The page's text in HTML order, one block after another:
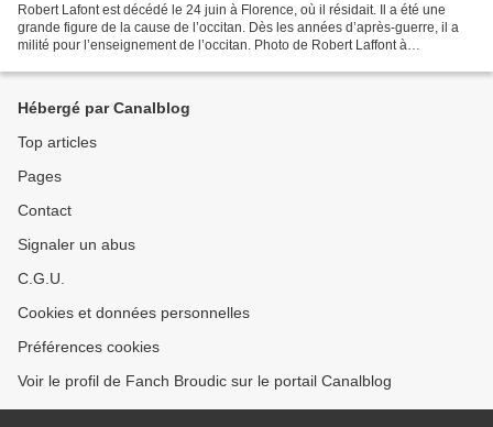
Robert Lafont est décédé le 24 juin à Florence, où il résidait. Il a été une
grande figure de la cause de l’occitan. Dès les années d’après-guerre, il a
milité pour l’enseignement de l’occitan. Photo de Robert Laffont à
Hébergé par Canalblog
Top articles
Pages
Contact
Signaler un abus
C.G.U.
Cookies et données personnelles
Préférences cookies
Voir le profil de Fanch Broudic sur le portail Canalblog